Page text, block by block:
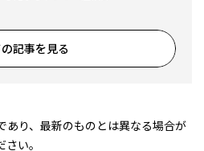
記事を見る
あり、最新のものとは異なる場合が
い。